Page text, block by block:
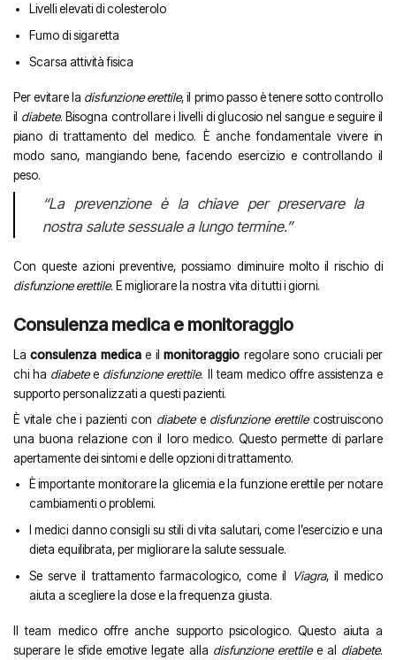
Livelli elevati di colesterolo
Fumo di sigaretta
Scarsa attività fisica
Per evitare la disfunzione erettile, il primo passo è tenere sotto controllo
il diabete. Bisogna controllare i livelli di glucosio nel sangue e seguire il
piano di trattamento del medico. È anche fondamentale vivere in
modo sano, mangiando bene, facendo esercizio e controllando il
peso.
“La prevenzione è la chiave per preservare la
nostra salute sessuale a lungo termine.”
Con queste azioni preventive, possiamo diminuire molto il rischio di
disfunzione erettile. E migliorare la nostra vita di tutti i giorni.
Consulenza medica e monitoraggio
Laconsulenza medicae ilmonitoraggio regolare sono cruciali per
chi ha diabetee disfunzione erettile. Il team medico offre assistenza e
supporto personalizzati a questi pazienti.
È vitale che i pazienti con diabetee disfunzione erettilecostruiscono
una buona relazione con il loro medico. Questo permette di parlare
apertamente dei sintomi e delle opzioni di trattamento.
È importante monitorare la glicemia e la funzione erettile per notare
cambiamenti o problemi.
I medici danno consigli su stili di vita salutari, come l’esercizio e una
dieta equilibrata, per migliorare la salute sessuale.
Se serve il trattamento farmacologico, come il
Viagra, il medico
aiuta a scegliere la dose e la frequenza giusta.
Il team medico offre anche supporto psicologico. Questo aiuta a
superare le sfide emotive legate alla disfunzione erettilee al diabete.